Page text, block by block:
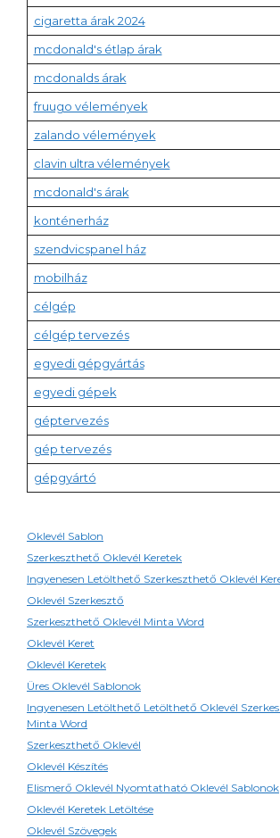
cigaretta árak 2024
mcdonald's étlap árak
mcdonalds árak
fruugo vélemények
zalando vélemények
clavin ultra vélemények
mcdonald's árak
konténerház
szendvicspanel ház
mobilház
célgép
célgép tervezés
egyedi gépgyártás
egyedi gépek
géptervezés
gép tervezés
gépgyártó
Oklevél Sablon
Szerkeszthető Oklevél Keretek
Ingyenesen Letölthető Szerkeszthető Oklevél
Oklevél Szerkesztő
Szerkeszthető Oklevél Minta Word
Oklevél Keret
Oklevél Keretek
Üres Oklevél Sablonok
Ingyenesen Letölthető Letölthető Oklevél
Minta Word
Szerkeszthető Oklevél
Oklevél Készítés
Elismerő Oklevél Nyomtatható Oklevél Sablonok
Oklevél Keretek Letöltése
Oklevél Szövegek